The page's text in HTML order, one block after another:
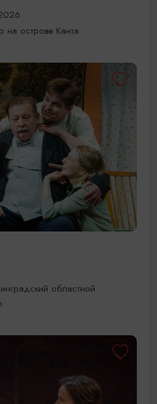
острове Канта
областной